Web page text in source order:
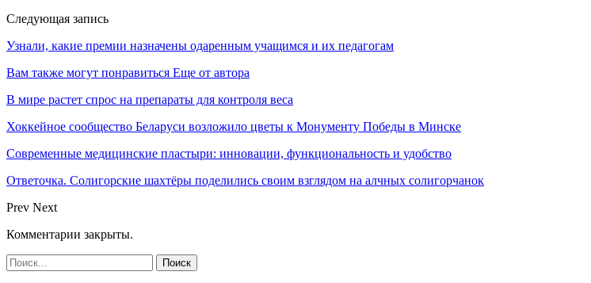
Следующая запись
Узнали, какие премии назначены одаренным учащимся и их педагогам
Вам также могут понравиться Еще от автора
В мире растет спрос на препараты для контроля веса
Хоккейное сообщество Беларуси возложило цветы к Монументу Победы в Минске
Современные медицинские пластыри: инновации, функциональность и удобство
Ответочка. Солигорские шахтёры поделились своим взглядом на алчных солигорчанок
Prev Next
Комментарии закрыты.